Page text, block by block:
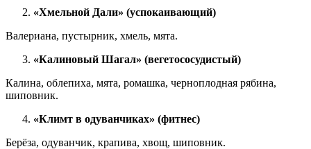
«Хмельной Дали» (успокаивающий)
Валериана, пустырник, хмель, мята.
«Калиновый Шагал» (вегетососудистый)
Калина, облепиха, мята, ромашка, черноплодная рябина,
шиповник.
«Климт в одуванчиках» (фитнес)
Берёза, одуванчик, крапива, хвощ, шиповник.